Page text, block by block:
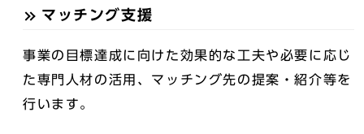
マッチング支援
事業の目標達成に向けた効果的な工夫や必要に応じ
た専門人材の活用、マッチング先の提案・紹介等を
行います。